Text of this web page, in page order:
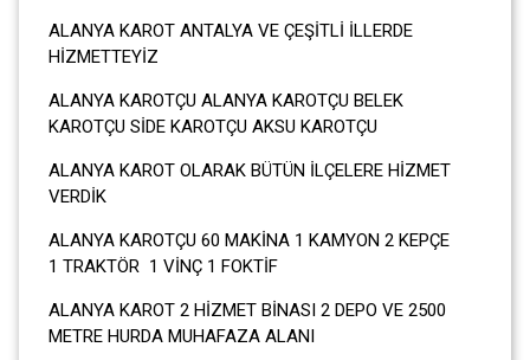
ALANYA KAROT ANTALYA VE ÇEŞİTLİ İLLERDE
HİZMETTEYİZ
ALANYA KAROTÇU ALANYA KAROTÇU BELEK
KAROTÇU SİDE KAROTÇU AKSU KAROTÇU
ALANYA KAROT OLARAK BÜTÜN İLÇELERE HİZMET
VERDİK
ALANYA KAROTÇU 60 MAKİNA 1 KAMYON 2 KEPÇE
1 TRAKTÖR 1 VİNÇ 1 FOKTİF
ALANYA KAROT 2 HİZMET BİNASI 2 DEPO VE 2500
METRE HURDA MUHAFAZA ALANI